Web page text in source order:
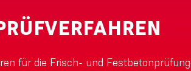
für die Frisch- und